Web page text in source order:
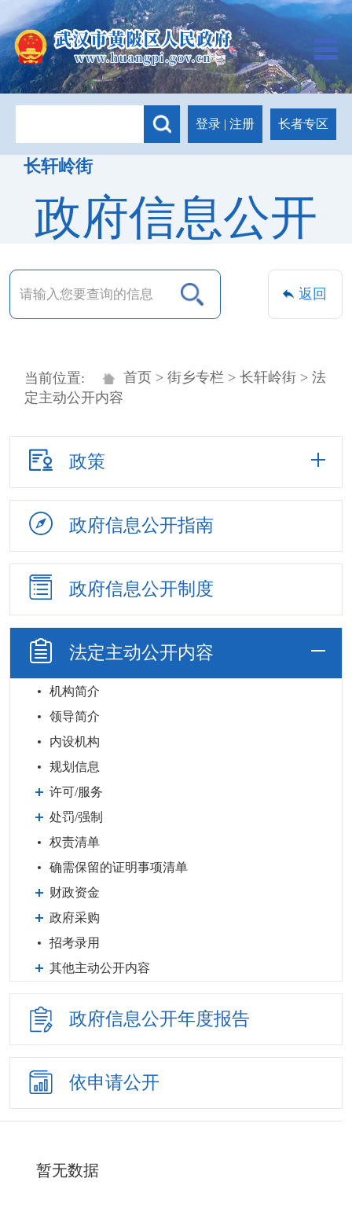
登录 | 注册 长者专区
长轩岭街
政府信息公开
返回
当前位置: 首页> 街乡专栏 > 长轩岭街> 法
定主动公开内容
政策
政府信息公开指南
政府信息公开制度
法定主动公开内容
机构简介
领导简介
内设机构
规划信息
许可/服务
处罚/强制
权责清单
确需保留的证明事项清单
财政资金
政府采购
招考录用
其他主动公开内容
政府信息公开年度报告
依申请公开
暂无数据